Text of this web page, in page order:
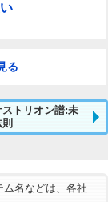
る
ストリオン譜:未
名などは、各社